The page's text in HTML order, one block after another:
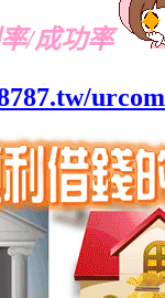
/成功率
urcom